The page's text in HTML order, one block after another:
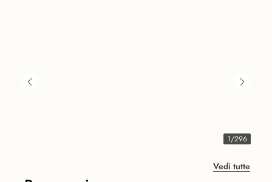
1/296
Vedi tutte